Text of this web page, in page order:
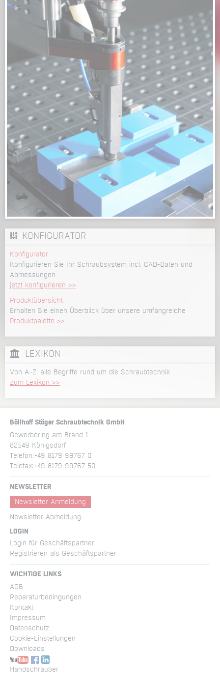
KONFIGURATOR
Konfigurator
Konfigurieren Sie Ihr Schraubsystem incl. CAD-Daten und
Abmessungen
jetzt konfigurieren >>
Produktübersicht
Erhalten Sie einen Überblick über unsere umfangreiche
Produktpalette >>
LEXIKON
Von A–Z: alle Begriffe rund um die Schraubtechnik
Zum Lexikon >>
Böllhoff Stöger Schraubtechnik GmbH
Gewerbering am Brand 1
82549 Königsdorf
Telefon:+49 8179 99767 0
Telefax:+49 8179 99767 50
NEWSLETTER
Newsletter Anmeldung
Newsletter Abmeldung
LOGIN
Login für Geschäftspartner
Registrieren als Geschäftspartner
WICHTIGE LINKS
AGB
Reparatur­bedingungen
Kontakt
Impressum
Datenschutz
Cookie-Einstellungen
Downloads
Handschrauber